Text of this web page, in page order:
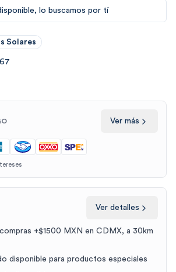
lo buscamos por tí
Solares
Ver más
Ver detalles
+$1500 MXN en CDMX, a 30km
disponible para productos especiales